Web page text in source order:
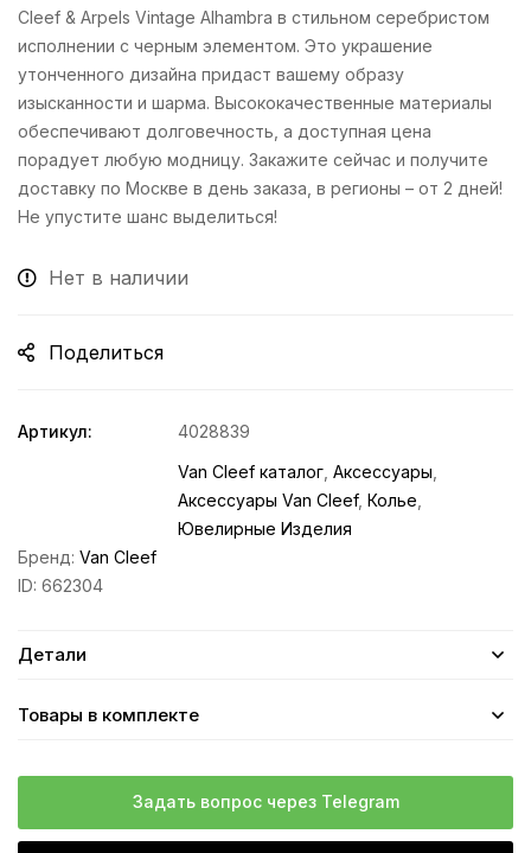
Cleef & Arpels Vintage Alhambra в стильном серебристом
исполнении с черным элементом. Это украшение
утонченного дизайна придаст вашему образу
изысканности и шарма. Высококачественные материалы
обеспечивают долговечность, а доступная цена
порадует любую модницу. Закажите сейчас и получите
доставку по Москве в день заказа, в регионы – от 2 дней!
Не упустите шанс выделиться!
Нет в наличии
Поделиться
Артикул:
4028839
Van Cleef каталог Аксессуары
Аксессуары Van Cleef, Колье
Ювелирные Изделия
Бренд: Van Cleef
ID: 662304
Детали
Товары в комплекте
Задать вопрос через Telegram